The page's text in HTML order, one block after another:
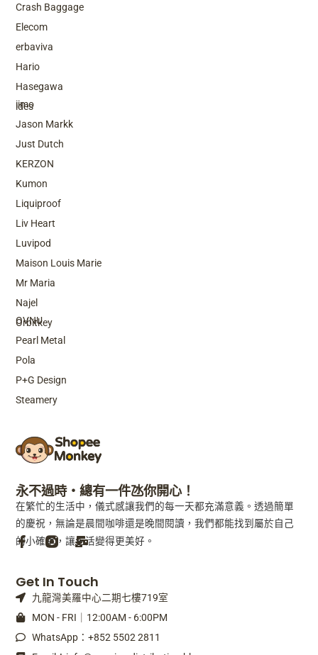
Top Brands
OVNU
Pearl Metal
Pola
P+G Design
Steamery
Top Brands
iimo
Jason Markk
Just Dutch
KERZON
Kumon
Liquiproof
Liv Heart
Luvipod
Maison Louis Marie
Mr Maria
Najel
Orbitkey
Crash Baggage
Elecom
erbaviva
Hario
Hasegawa
ides
永不過時・總有一件氹你開心！
在繁忙的生活中，儀式感讓我們的每一天都充滿意義。透過簡單
的慶祝，無論是晨間咖啡還是晚間閱讀，我們都能找到屬於自己
的小確幸，讓生活變得更美好。
F
a
c
e
b
o
M
a
i
l
-
b
Get In Touch
九龍灣美羅中心二期七樓719室
MON - FRI｜12:00AM - 6:00PM
WhatsApp：+852 5502 2811